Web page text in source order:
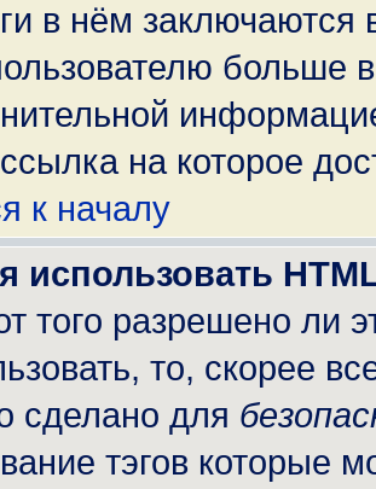
в нём заключаются
больше
на которое
к началу
использовать
того разрешено ли
то, скорее
сделано для
тэгов которые